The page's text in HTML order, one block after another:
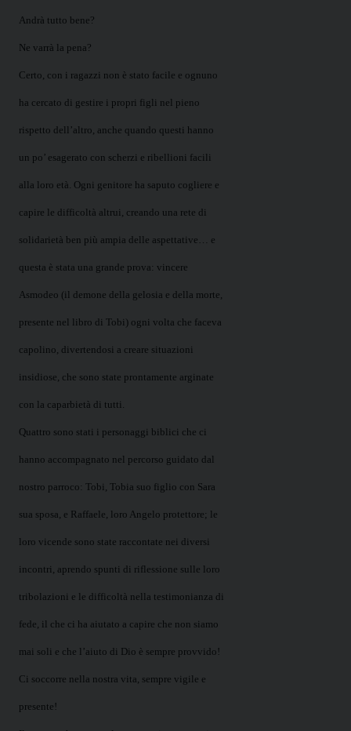
Andrà tutto bene?
Ne varrà la pena?
Certo, con i ragazzi non è stato facile e ognuno
ha cercato di gestire i propri figli nel pieno
rispetto dell’altro, anche quando questi hanno
un po’ esagerato con scherzi e ribellioni facili
alla loro età. Ogni genitore ha saputo cogliere e
capire le difficoltà altrui, creando una rete di
solidarietà ben più ampia delle aspettative… e
questa è stata una grande prova: vincere
Asmodeo (il demone della gelosia e della morte,
presente nel libro di Tobi) ogni volta che faceva
capolino, divertendosi a creare situazioni
insidiose, che sono state prontamente arginate
con la caparbietà di tutti.
Quattro sono stati i personaggi biblici che ci
hanno accompagnato nel percorso guidato dal
nostro parroco: Tobi, Tobia suo figlio con Sara
sua sposa, e Raffaele, loro Angelo protettore; le
loro vicende sono state raccontate nei diversi
incontri, aprendo spunti di riflessione sulle loro
tribolazioni e le difficoltà nella testimonianza di
fede, il che ci ha aiutato a capire che non siamo
mai soli e che l’aiuto di Dio è sempre provvido!
Ci soccorre nella nostra vita, sempre vigile e
presente!